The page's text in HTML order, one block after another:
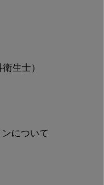
衛生士）
について